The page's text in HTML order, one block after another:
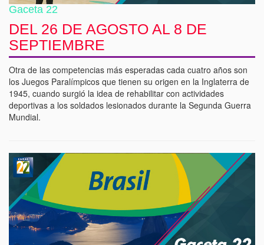
Gaceta 22
DEL 26 DE AGOSTO AL 8 DE
SEPTIEMBRE
Otra de las competencias más esperadas cada cuatro años son
los Juegos Paralímpicos que tienen su origen en la Inglaterra de
1945, cuando surgió la idea de rehabilitar con actividades
deportivas a los soldados lesionados durante la Segunda Guerra
Mundial.